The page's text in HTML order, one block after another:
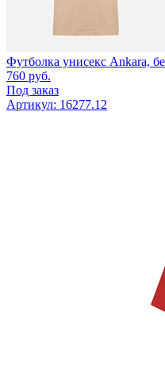
Футболка унисекс Ankara,
760 руб.
Под заказ
Артикул: 16277.12